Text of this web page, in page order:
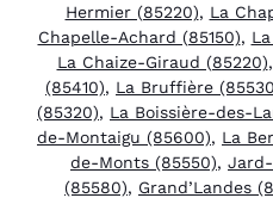
Hermier (85220), La
Chapelle-Achard (85150),
La Chaize-Giraud (85220),
(85410), La Bruffière
(85320), La Boissière-des-
de-Montaigu (85600), La
de-Monts (85550),
(85580), Grand’Landes